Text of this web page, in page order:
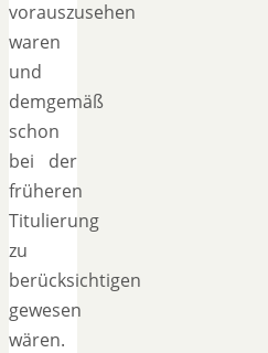
vorauszusehen
waren
und
demgemäß
schon
bei der
früheren
Titulierung
zu
berücksichtigen
gewesen
wären.